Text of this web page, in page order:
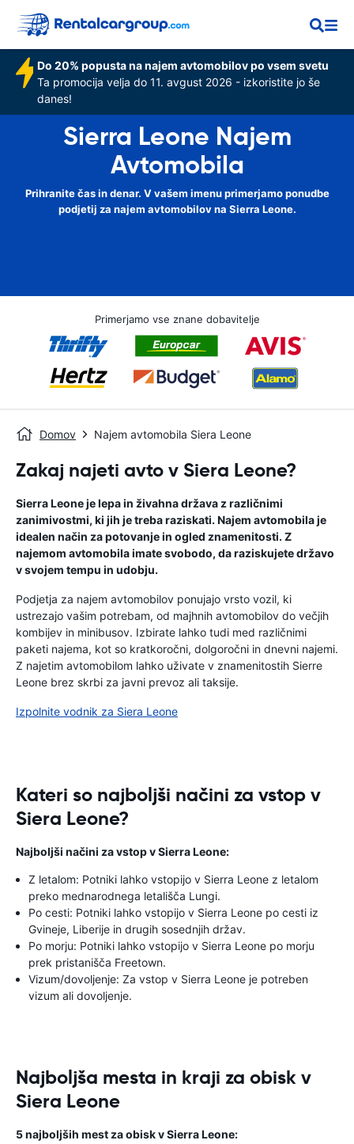
Do 20% popusta na najem avtomobilov po vsem svetu
Ta promocija velja do 11. avgust 2026 - izkoristite jo še
danes!
Sierra Leone Najem
Avtomobila
Prihranite čas in denar. V vašem imenu primerjamo ponudbe
podjetij za najem avtomobilov na Sierra Leone.
Primerjamo vse znane dobavitelje
Domov Najem avtomobila Siera Leone
Zakaj najeti avto v Siera Leone?
Sierra Leone je lepa in živahna država z različnimi
zanimivostmi, ki jih je treba raziskati. Najem avtomobila je
idealen način za potovanje in ogled znamenitosti. Z
najemom avtomobila imate svobodo, da raziskujete državo
v svojem tempu in udobju.
Podjetja za najem avtomobilov ponujajo vrsto vozil, ki
ustrezajo vašim potrebam, od majhnih avtomobilov do večjih
kombijev in minibusov. Izbirate lahko tudi med različnimi
paketi najema, kot so kratkoročni, dolgoročni in dnevni najemi.
Z najetim avtomobilom lahko uživate v znamenitostih Sierre
Leone brez skrbi za javni prevoz ali taksije.
Izpolnite vodnik za Siera Leone
Kateri so najboljši načini za vstop v
Siera Leone?
Najboljši načini za vstop v Sierra Leone:
Z letalom: Potniki lahko vstopijo v Sierra Leone z letalom
preko mednarodnega letališča Lungi.
Po cesti: Potniki lahko vstopijo v Sierra Leone po cesti iz
Gvineje, Liberije in drugih sosednjih držav.
Po morju: Potniki lahko vstopijo v Sierra Leone po morju
prek pristanišča Freetown.
Vizum/dovoljenje: Za vstop v Sierra Leone je potreben
vizum ali dovoljenje.
Najboljša mesta in kraji za obisk v
Siera Leone
5 najboljših mest za obisk v Sierra Leone: